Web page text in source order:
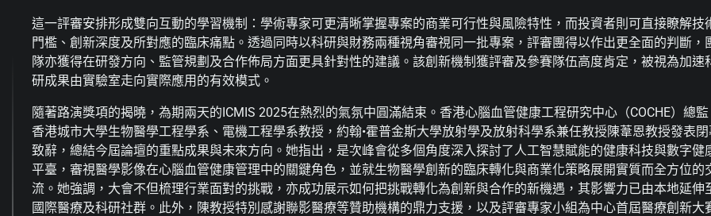
這一評審安排形成雙向互動的學習機制：學術專家可更清晰掌握專案的商業可行性與風險特性，而投資者則可直接瞭解技
門檻、創新深度及所對應的臨床痛點。透過同時以科研與財務兩種視角審視同一批專案，評審團得以作出更全面的判斷，
隊亦獲得在研發方向、監管規劃及合作佈局方面更具針對性的建議。該創新機制獲評審及參賽隊伍高度肯定，被視為加速
研成果由實驗室走向實際應用的有效模式。
隨著路演獎項的揭曉，為期兩天的ICMIS 2025在熱烈的氣氛中圓滿結束。香港心腦血管健康工程研究中心（COCHE）總
香港城市大學生物醫學工程學系、電機工程學系教授，約翰•霍普金斯大學放射學及放射科學系兼任教授陳葦恩教授發表
致辭，總結今屆論壇的重點成果與未來方向。她指出，是次峰會從多個角度深入探討了人工智慧賦能的健康科技與數字健
平臺，審視醫學影像在心腦血管健康管理中的關鍵角色，並就生物醫學創新的臨床轉化與商業化策略展開實質而全方位的
流。她強調，大會不但梳理行業面對的挑戰，亦成功展示如何把挑戰轉化為創新與合作的新機遇，其影響力已由本地延伸
國際醫療及科研社群。此外，陳教授特別感謝聯影醫療等贊助機構的鼎力支援，以及評審專家小組為中心首屆醫療創新大